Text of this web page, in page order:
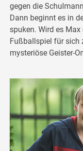
gegen die
Dann beginnt es in
spuken. Wird es
Fußballspiel für sich
mysteriöse Geister-